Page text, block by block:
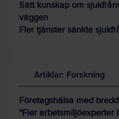
Sätt kunskap om
väggen
Fler tjänster sänkte
Artiklar: Forskning
Företagshälsa med
"Fler arbetsmiljöexperter